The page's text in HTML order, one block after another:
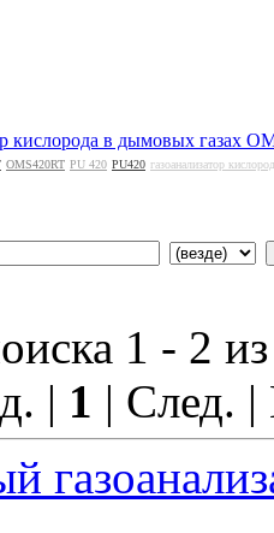
кислорода в дымовых газах
OMS420RT PU 420 PU420 газоанализатор
1 - 2
| 1 | След.